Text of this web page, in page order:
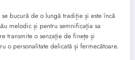
bucură de o lungă tradiție și este încă
melodic și pentru semnificația sa
transmite o senzație de finețe și
o personalitate delicată și fermecătoare.